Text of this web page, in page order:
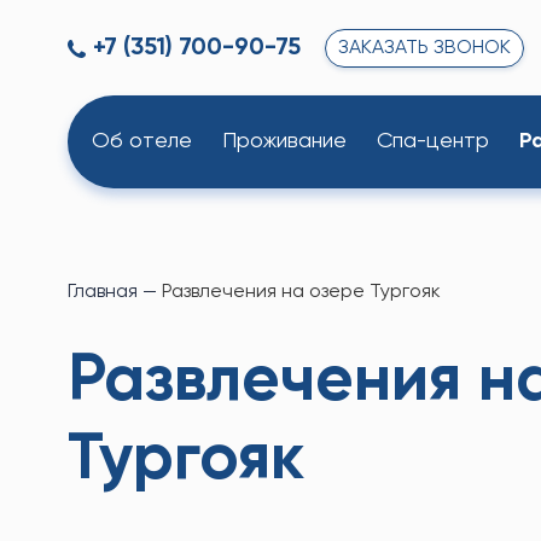
+7 (351) 700-90-75
ЗАКАЗАТЬ ЗВОНОК
Об отеле Проживание Спа-центр
Главная — Развлечения на озере Тургояк
Развлечения
Тургояк